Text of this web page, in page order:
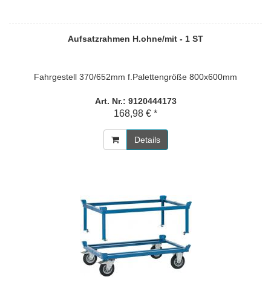
Aufsatzrahmen H.ohne/mit - 1 ST
Fahrgestell 370/652mm f.Palettengröße 800x600mm
Art. Nr.: 9120444173
168,98 € *
Details